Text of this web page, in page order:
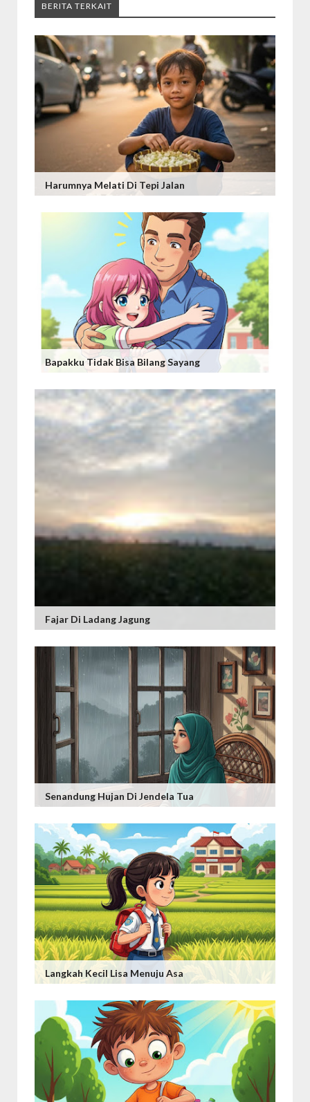
BERITA TERKAIT
Harumnya Melati Di Tepi Jalan
Bapakku Tidak Bisa Bilang Sayang
Fajar Di Ladang Jagung
Senandung Hujan Di Jendela Tua
Langkah Kecil Lisa Menuju Asa